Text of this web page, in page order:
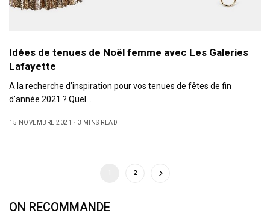
Idées de tenues de Noël femme avec Les Galeries
Lafayette
A la recherche d’inspiration pour vos tenues de fêtes de fin
d’année 2021 ? Quel…
15 NOVEMBRE 2021 3 MINS READ
2
ON RECOMMANDE